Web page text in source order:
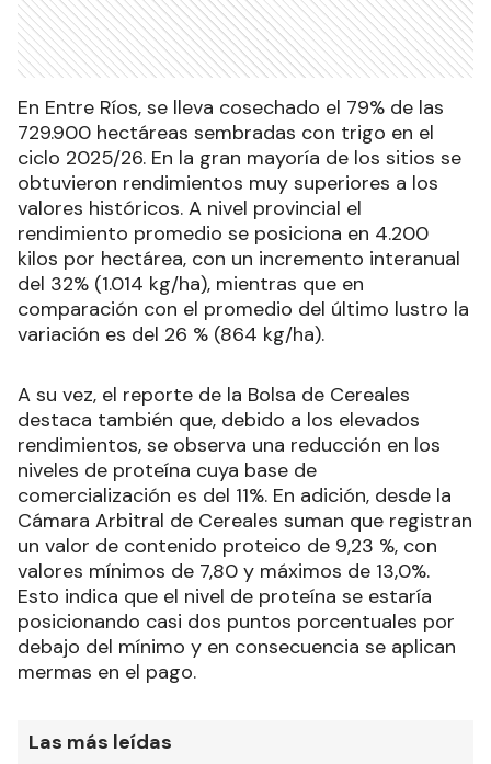
En Entre Ríos, se lleva cosechado el 79% de las
729.900 hectáreas sembradas con trigo en el
ciclo 2025/26. En la gran mayoría de los sitios se
obtuvieron rendimientos muy superiores a los
valores históricos. A nivel provincial el
rendimiento promedio se posiciona en 4.200
kilos por hectárea, con un incremento interanual
del 32% (1.014 kg/ha), mientras que en
comparación con el promedio del último lustro la
variación es del 26 % (864 kg/ha).
A su vez, el reporte de la Bolsa de Cereales
destaca también que, debido a los elevados
rendimientos, se observa una reducción en los
niveles de proteína cuya base de
comercialización es del 11%. En adición, desde la
Cámara Arbitral de Cereales suman que registran
un valor de contenido proteico de 9,23 %, con
valores mínimos de 7,80 y máximos de 13,0%.
Esto indica que el nivel de proteína se estaría
posicionando casi dos puntos porcentuales por
debajo del mínimo y en consecuencia se aplican
mermas en el pago.
Las más leídas